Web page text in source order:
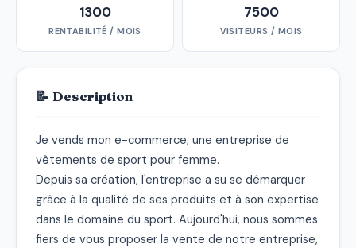
1300
RENTABILITÉ / MOIS
7500
VISITEURS / MOIS
📝 Description
Je vends mon e-commerce, une entreprise de
vêtements de sport pour femme.
Depuis sa création, l'entreprise a su se démarquer
grâce à la qualité de ses produits et à son expertise
dans le domaine du sport. Aujourd'hui, nous sommes
fiers de vous proposer la vente de notre entreprise,